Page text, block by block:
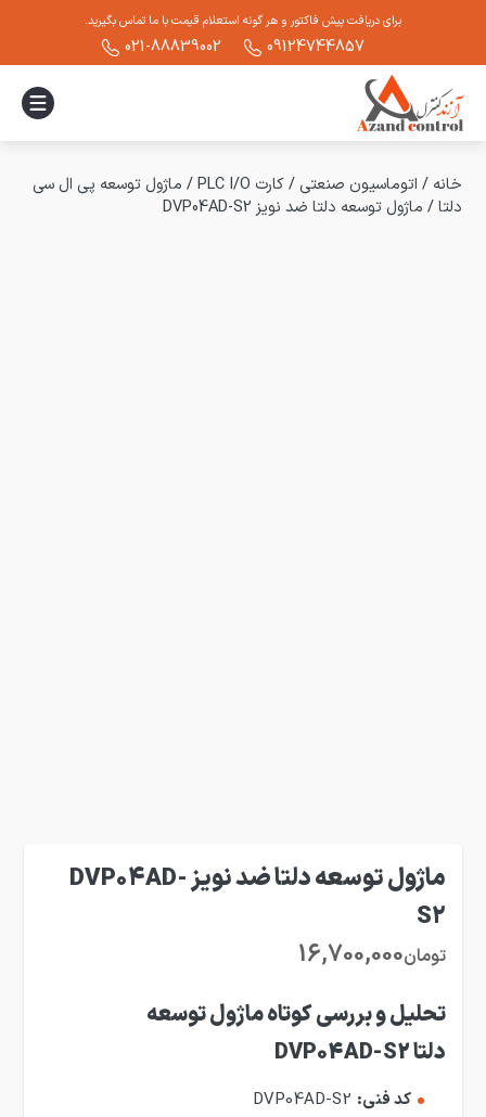
برای دریافت پیش فاکتور و هر گونه استعلام قیمت با ما تماس بگیرید.
09124744857
021-88839002
خانه / اتوماسیون صنعتی /کارت PLC I/O / ماژول توسعه پی ال سی
دلتا/ ماژول توسعه دلتا ضد نویز DVP04AD-S2
ماژول توسعه دلتا ضد نویز DVP04AD-
S2
تومان16,700,000
تحلیل و بررسی کوتاه ماژول توسعه
دلتا DVP04AD-S2
کد فنی: